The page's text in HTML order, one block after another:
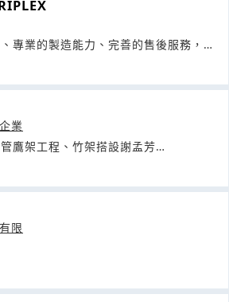
專業的製造能力、完善的售後服務，自
產品
業
鷹架工程、竹架搭設謝孟芳
限